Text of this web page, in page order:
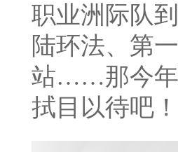
职业洲际队
陆环法、第
站……那今年
拭目以待吧！